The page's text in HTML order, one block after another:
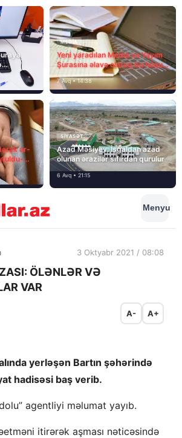
MEDİA
Yeni yaradılan Media və Yayım
Şurasına əlavə olaraq bu hüquq
və vəzifələr də verilib
7 Avq • 14:38
ər-
SIYASƏT
Azad Məsiyev: İşğaldan azad
olunan ərazilər sıfırdan qurulur
6 Avq • 21:15
Menyu
3 Oktyabr 2021 / 08:08
ÖLƏNLƏR VƏ
VAR
A- A+
yerləşən Bartın şəhərində
hadisəsi baş verib.
agentliyi məlumat yayıb.
itirərək aşması nəticəsində